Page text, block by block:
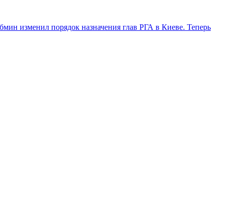
изменил порядок назначения глав РГА в Киеве. Теперь